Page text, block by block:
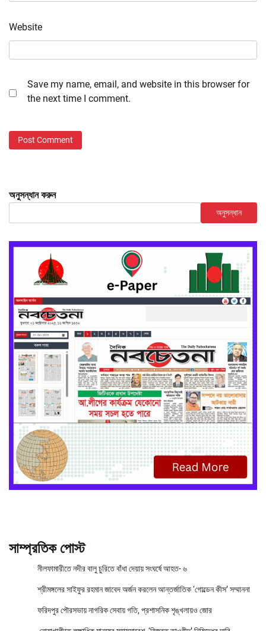
Website
Save my name, email, and website in this browser for
the next time I comment.
অনুসন্ধান করুন
অনুসন্ধান
সাম্প্রতিক পোস্ট
নীলফামারীতে নদীর বালু চুরিতে বাঁধা দেয়ায় সংঘর্ষে আহত- ৬
শ্রীমঙ্গলের সাইফুর রহমান জাবেদ অর্জন করলেন আন্তর্জাতিক ‘গোল্ডেন কীস’ সম্মাননা
ফরিদপুর পৌরসভায় নাগরিক সেবায় গতি, প্রশাসনিক শৃঙ্খলায়ও জোর